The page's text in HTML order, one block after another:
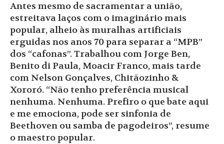
Antes mesmo de sacramentar a união,
estreitava laços com o imaginário mais
popular, alheio às muralhas artificiais
erguidas nos anos 70 para separar a “MPB”
dos “cafonas”. Trabalhou com Jorge Ben,
Benito di Paula, Moacir Franco, mais tarde
com Nelson Gonçalves, Chitãozinho &
Xororó. “Não tenho preferência musical
nenhuma. Nenhuma. Prefiro o que bate aqui
e me emociona, pode ser sinfonia de
Beethoven ou samba de pagodeiros”, resume
o maestro popular.